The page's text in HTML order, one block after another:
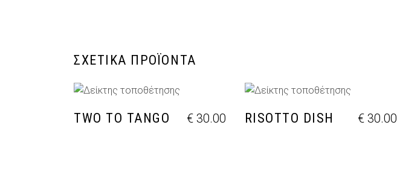
ΣΧΕΤΙΚΆ ΠΡΟΪΌΝΤΑ
ΠΡΟΣΘΉΚΗ ΣΤΟ ΚΑΛΆΘΙ
TWO TO TANGO € 30.00
ΠΡΟΣΘΉΚΗ ΣΤΟ ΚΑΛΆΘΙ
RISOTTO DISH €30.00